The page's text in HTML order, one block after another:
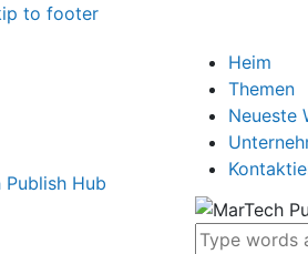
to footer
Heim
Themen
Neueste